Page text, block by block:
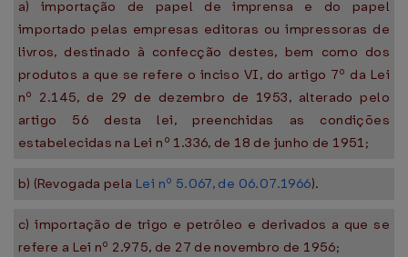
a) importação de papel de imprensa e do papel
importado pelas empresas editoras ou impressoras de
livros, destinado à confecção destes, bem como dos
produtos a que se refere o inciso VI, do artigo 7º da Lei
nº 2.145, de 29 de dezembro de 1953, alterado pelo
artigo 56 desta lei, preenchidas as condições
estabelecidas na Lei nº 1.336, de 18 de junho de 1951;
b) (Revogada pela Lei nº 5.067, de 06.07.1966).
c) importação de trigo e petróleo e derivados a que se
refere a Lei nº 2.975, de 27 de novembro de 1956;